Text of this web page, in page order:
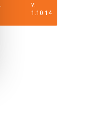
v:
1.10.14